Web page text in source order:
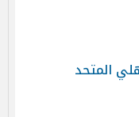
المتحد